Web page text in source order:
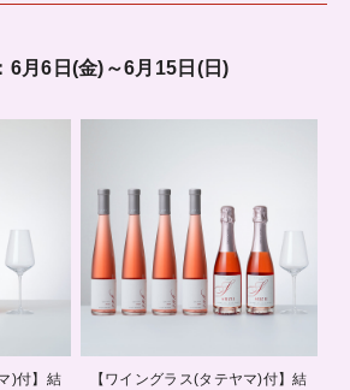
6月6日(金)～6月15日(日)
)付】結
【ワイングラス(タテヤマ)付】結